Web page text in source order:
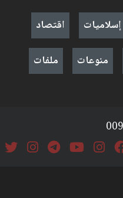
إسلاميات
اقتصاد
منوعات ملفات